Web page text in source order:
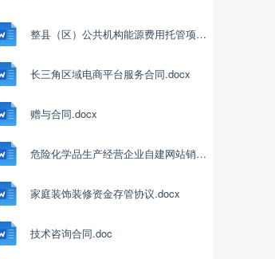
整县（区）公共机构能源费用托管项目框架协议.doc
长三角区域电商平台服务合同.docx
赠与合同.docx
危险化学品生产经营企业自建网站销售合同.docx
家庭装饰装修资金存管协议.docx
技术咨询合同.doc